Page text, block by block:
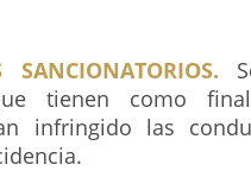
tienen como
infringido las